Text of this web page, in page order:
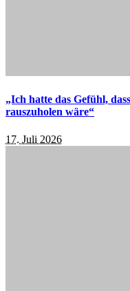
„Ich hatte das Gefühl,
rauszuholen wäre“
17. Juli 2026